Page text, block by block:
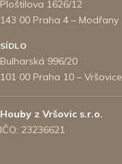
Ploštilova 1626/12
143 00 Praha 4 – Modřany
SÍDLO
Bulharská 996/20
101 00 Praha 10 – Vršovice
Houby z Vršovic s.r.o.
IČO: 23236621